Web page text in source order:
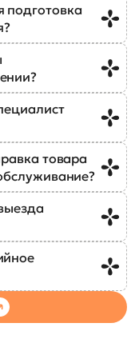
подготовка
товара